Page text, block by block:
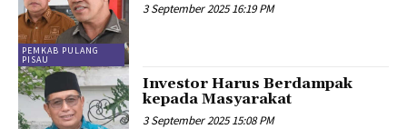
PEMKAB PULANG
PISAU
3 September 2025 16:19 PM
Investor Harus Berdampak
kepada Masyarakat
3 September 2025 15:08 PM